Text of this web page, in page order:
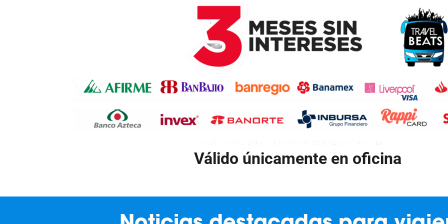
Válido únicamente en oficina